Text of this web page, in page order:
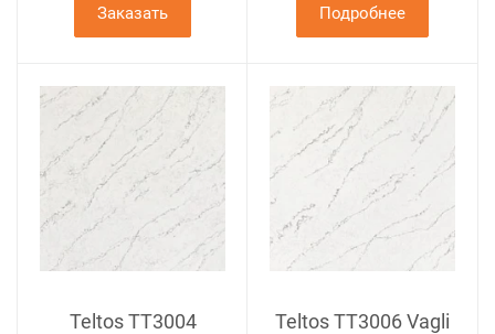
Заказать Подробнее
Teltos TT3004
Teltos TT3006 Vagli